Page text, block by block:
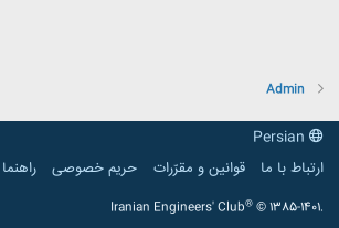
Admin
ارتباط با ما
قوانین و مقرّرات حریم خصوصی راهنما
Iranian Engineers' Club® © 1385-1401.